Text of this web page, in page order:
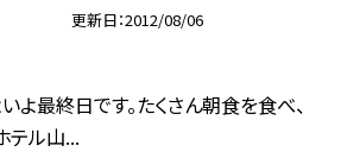
更新日 2012/08/06
よ最終日です。たくさん朝食を食べ、
テル山...